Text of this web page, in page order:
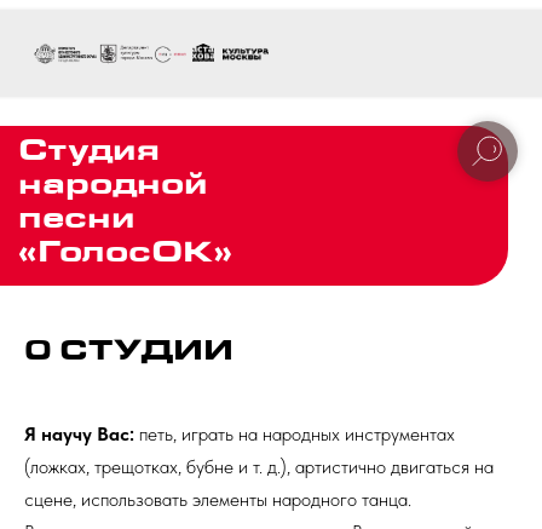
Студия
народной
песни
«ГолосОК»
0 СТУДИИ
Я научу Вас: петь, играть на народных инструментах
(ложках, трещотках, бубне и т. д.), артистично двигаться на
сцене, использовать элементы народного танца.